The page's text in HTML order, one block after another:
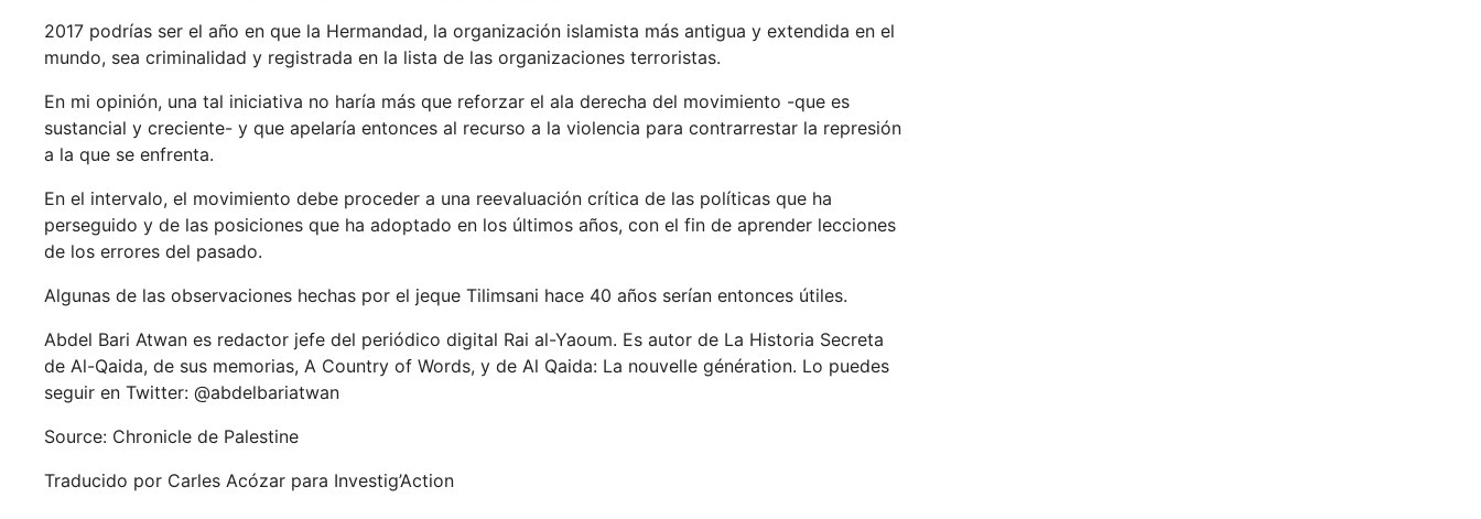
2017 podrías ser el año en que la Hermandad, la organización islamista más antigua y extendida en el
mundo, sea criminalidad y registrada en la lista de las organizaciones terroristas.
En mi opinión, una tal iniciativa no haría más que reforzar el ala derecha del movimiento -que es
sustancial y creciente- y que apelaría entonces al recurso a la violencia para contrarrestar la represión
a la que se enfrenta.
En el intervalo, el movimiento debe proceder a una reevaluación crítica de las políticas que ha
perseguido y de las posiciones que ha adoptado en los últimos años, con el fin de aprender lecciones
de los errores del pasado.
Algunas de las observaciones hechas por el jeque Tilimsani hace 40 años serían entonces útiles.
Abdel Bari Atwan es redactor jefe del periódico digital Rai al-Yaoum. Es autor de La Historia Secreta
de Al-Qaida, de sus memorias, A Country of Words, y de Al Qaida: La nouvelle génération. Lo puedes
seguir en Twitter: @abdelbariatwan
Source: Chronicle de Palestine
Traducido por Carles Acózar para Investig’Action